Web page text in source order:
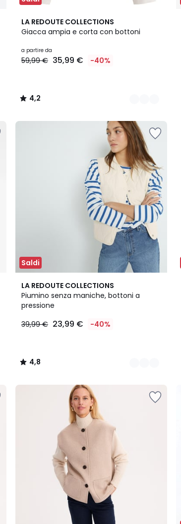
LA REDOUTE COLLECTIONS
Giacca ampia e corta con bottoni
a partire da
59,99 € 35,99 € -40%
4,2
/ 5
2
Colori
4,2
/
Saldi
LA REDOUTE COLLECTIONS
Piumino senza maniche, bottoni a
pressione
39,99 € 23,99 € -40%
4,8
/ 5
3
Colori
4,8
/